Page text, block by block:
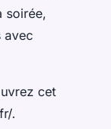
soirée,
avec
cet
.